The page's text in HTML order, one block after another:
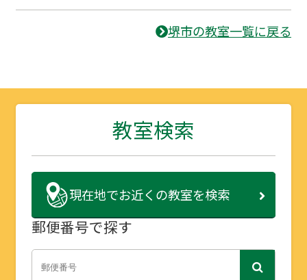
堺市の教室一覧に戻る
教室検索
現在地でお近くの教室を検索
郵便番号で探す